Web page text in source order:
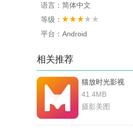
语言：简体中文
等级：
平台：Android
相关推荐
猫放时光影视
41.4MB
摄影美图